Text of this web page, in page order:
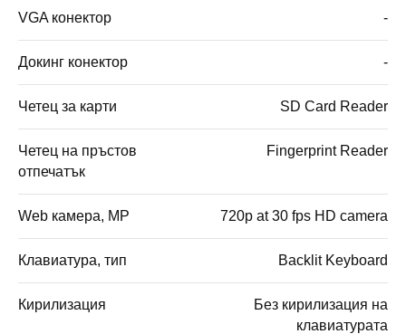
VGA конектор -
Докинг конектор -
Четец за карти SD Card Reader
Четец на пръстов
отпечатък
Fingerprint Reader
Web камера, MP 720p at 30 fps HD camera
Клавиатура, тип Backlit Keyboard
Кирилизация
Без кирилизация на
клавиатурата